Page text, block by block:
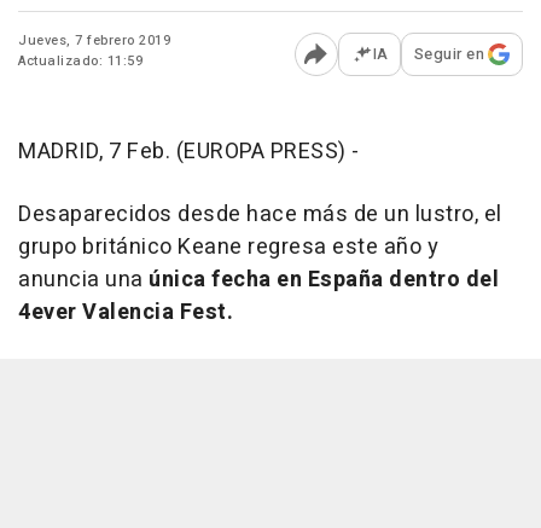
Jueves, 7 febrero 2019
Actualizado: 11:59
Abrir opciones para
IA Seguir en
MADRID, 7 Feb. (EUROPA PRESS) -
Desaparecidos desde hace más de un lustro, el
grupo británico Keane regresa este año y
anuncia una única fecha en España dentro del
4ever Valencia Fest.